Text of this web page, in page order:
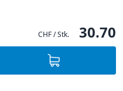
CHF / Stk. 30.70